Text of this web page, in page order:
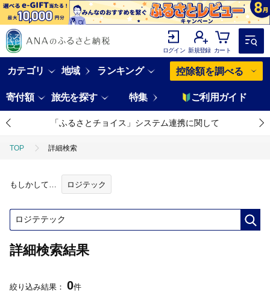
ログイン 新規登録 カート
カテゴリ 地域 ランキング 控除額を調べる
寄付額 旅先を探す 特集 ご利用ガイド
「ふるさとチョイス」システム連携に関して
TOP 詳細検索
もしかして… ロジテック
詳細検索結果
絞り込み結果： 0件